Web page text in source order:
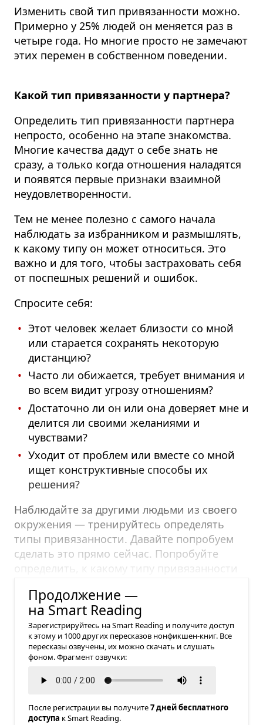
Изменить свой тип привязанности можно.
Примерно у 25% людей он меняется раз в
четыре года. Но многие просто не замечают
этих перемен в собственном поведении.
Какой тип привязанности у партнера?
Определить тип привязанности партнера
непросто, особенно на этапе знакомства.
Многие качества дадут о себе знать не
сразу, а только когда отношения наладятся
и появятся первые признаки взаимной
неудовлетворенности.
Тем не менее полезно с самого начала
наблюдать за избранником и размышлять,
к какому типу он может относиться. Это
важно и для того, чтобы застраховать себя
от поспешных решений и ошибок.
Спросите себя:
Этот человек желает близости со мной
или старается сохранять некоторую
дистанцию?
Часто ли обижается, требует внимания и
во всем видит угрозу отношениям?
Достаточно ли он или она доверяет мне и
делится ли своими желаниями и
чувствами?
Уходит от проблем или вместе со мной
ищет конструктивные способы их
решения?
Наблюдайте за другими людьми из своего
окружения — тренируйтесь определять
типы привязанности. Давайте попробуем
сделать это прямо сейчас. Попробуйте
определить, к какому типу привязанности
Продолжение —
на Smart Reading
Зарегистрируйтесь на Smart Reading и получите доступ
к этому и 1000 других пересказов нонфикшен-книг. Все
пересказы озвучены, их можно скачать и слушать
фоном. Фрагмент озвучки:
После регистрации вы получите7 дней бесплатного
доступа к Smart Reading.